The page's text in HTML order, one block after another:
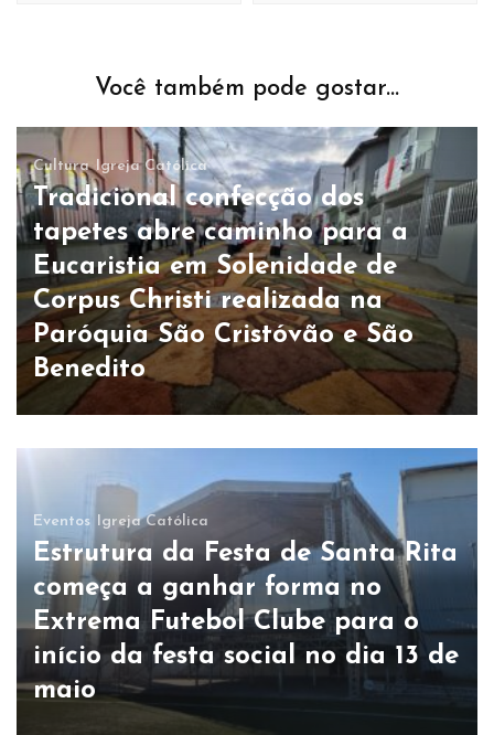
Você também pode gostar...
Cultura Igreja Católica
Tradicional confecção dos
tapetes abre caminho para a
Eucaristia em Solenidade de
Corpus Christi realizada na
Paróquia São Cristóvão e São
Benedito
Eventos Igreja Católica
Estrutura da Festa de Santa Rita
começa a ganhar forma no
Extrema Futebol Clube para o
início da festa social no dia 13 de
maio